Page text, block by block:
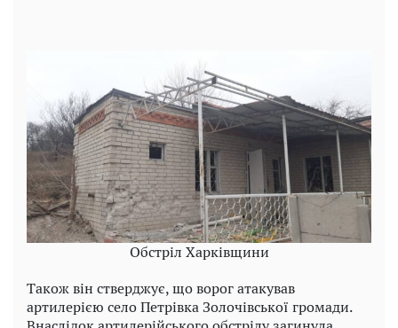
Обстріл Харківщини
Також він стверджує, що ворог атакував
артилерією село Петрівка Золочівської громади.